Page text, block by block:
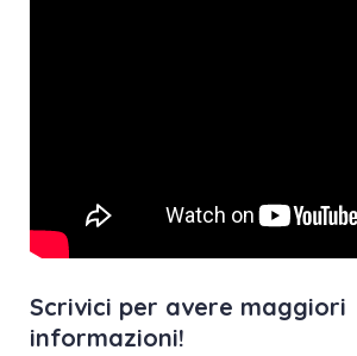
Scrivici per avere maggiori
informazioni!